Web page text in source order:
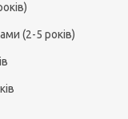
(2-5 років)